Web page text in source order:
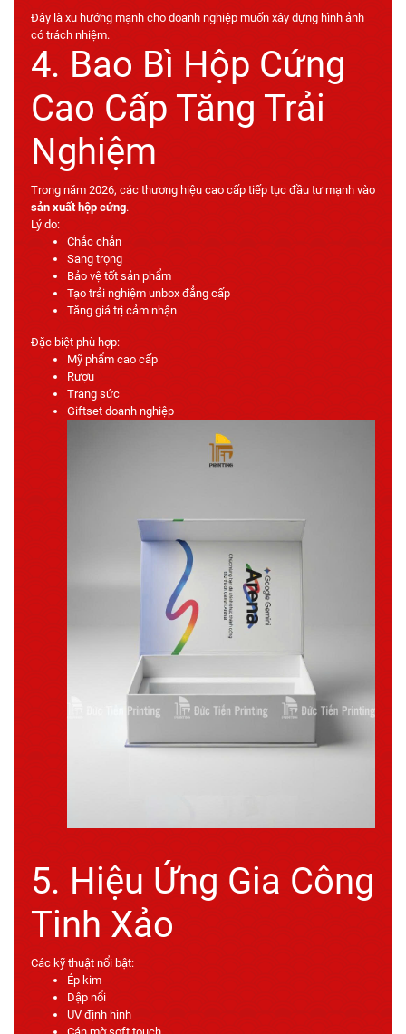
Đây là xu hướng mạnh cho doanh nghiệp muốn xây dựng hình ảnh
có trách nhiệm.
4. Bao Bì Hộp Cứng
Cao Cấp Tăng Trải
Nghiệm
Trong năm 2026, các thương hiệu cao cấp tiếp tục đầu tư mạnh vào
sản xuất hộp cứng.
Lý do:
Chắc chắn
Sang trọng
Bảo vệ tốt sản phẩm
Tạo trải nghiệm unbox đẳng cấp
Tăng giá trị cảm nhận
Đặc biệt phù hợp:
Mỹ phẩm cao cấp
Rượu
Trang sức
Giftset doanh nghiệp
5. Hiệu Ứng Gia Công
Tinh Xảo
Các kỹ thuật nổi bật:
Ép kim
Dập nổi
UV định hình